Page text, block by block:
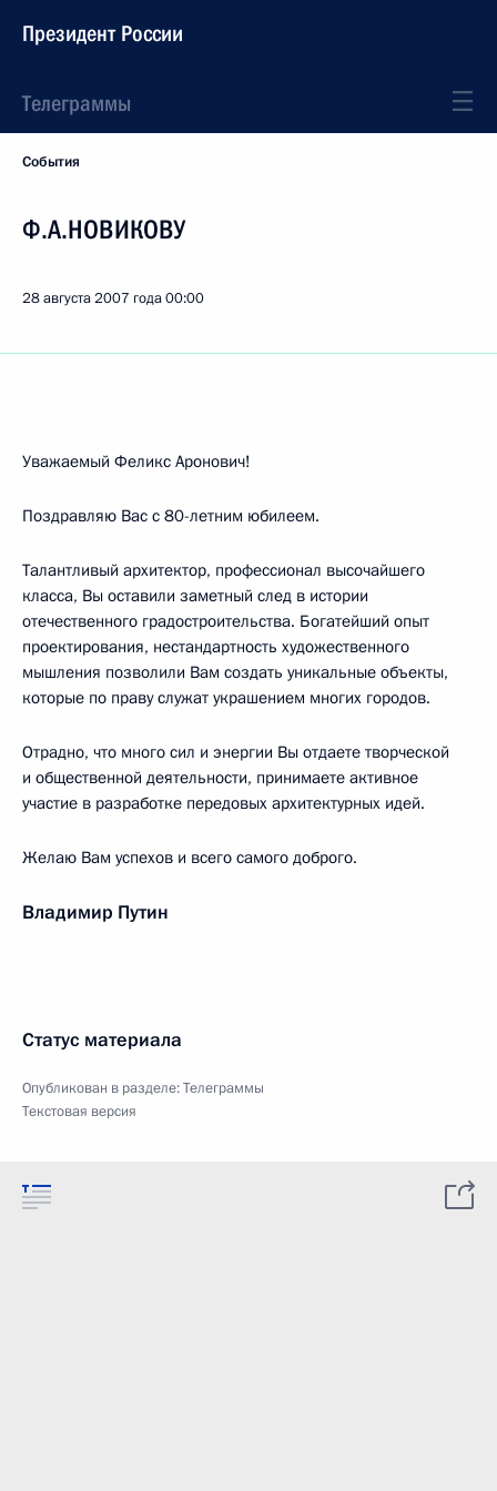
Президент России
Телеграммы
События
Ф.А.НОВИКОВУ
28 августа 2007 года00:00
Уважаемый Феликс Аронович!
Поздравляю Вас с 80-летним юбилеем.
Талантливый архитектор, профессионал высочайшего
класса, Вы оставили заметный след в истории
отечественного градостроительства. Богатейший опыт
проектирования, нестандартность художественного
мышления позволили Вам создать уникальные объекты,
которые по праву служат украшением многих городов.
Отрадно, что много сил и энергии Вы отдаете творческой
и общественной деятельности, принимаете активное
участие в разработке передовых архитектурных идей.
Желаю Вам успехов и всего самого доброго.
Владимир Путин
Статус материала
Опубликован в разделе:Телеграммы
Текстовая версия